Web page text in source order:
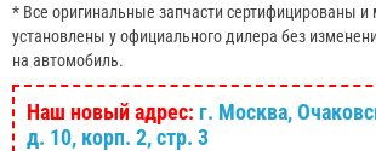
* Все оригинальные запчасти сертифицированы и
установлены у официального дилера без
на автомобиль.
Наш новый адрес: г. Москва,
д. 10, корп. 2, стр. 3